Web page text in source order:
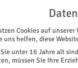
Cookies auf
uns helfen, diese
unter 16 Jahre alt
müssen Sie Ihre